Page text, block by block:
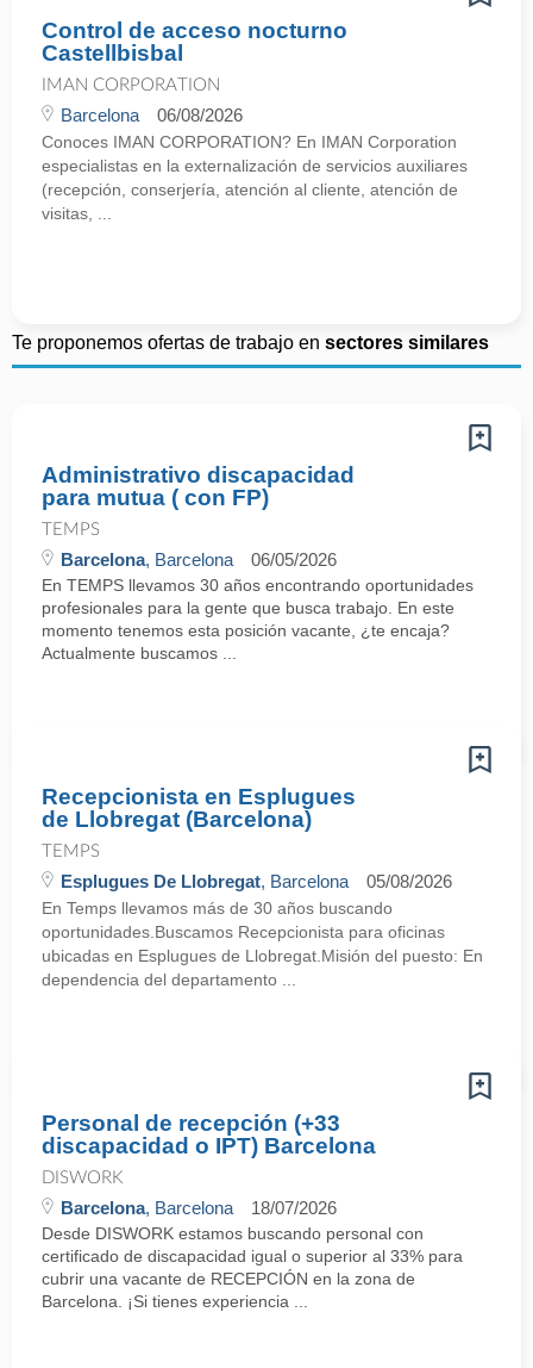
Control de acceso nocturno
Castellbisbal
IMAN CORPORATION
Barcelona 06/08/2026
Conoces IMAN CORPORATION? En IMAN Corporation
especialistas en la externalización de servicios auxiliares
(recepción, conserjería, atención al cliente, atención de
visitas, ...
Te proponemos ofertas de trabajo en sectores similares
Administrativo discapacidad
para mutua ( con FP)
TEMPS
Barcelona, Barcelona 06/05/2026
En TEMPS llevamos 30 años encontrando oportunidades
profesionales para la gente que busca trabajo. En este
momento tenemos esta posición vacante, ¿te encaja?
Actualmente buscamos ...
Recepcionista en Esplugues
de Llobregat (Barcelona)
TEMPS
Esplugues De Llobregat, Barcelona 05/08/2026
En Temps llevamos más de 30 años buscando
oportunidades.Buscamos Recepcionista para oficinas
ubicadas en Esplugues de Llobregat.Misión del puesto: En
dependencia del departamento ...
Personal de recepción (+33
discapacidad o IPT) Barcelona
DISWORK
Barcelona, Barcelona 18/07/2026
Desde DISWORK estamos buscando personal con
certificado de discapacidad igual o superior al 33% para
cubrir una vacante de RECEPCIÓN en la zona de
Barcelona. ¡Si tienes experiencia ...